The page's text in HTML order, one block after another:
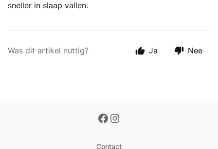
sneller in slaap vallen.
Was dit artikel nuttig? Ja Nee
Contact